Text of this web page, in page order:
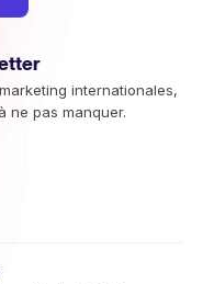
internationales,
ne pas manquer.